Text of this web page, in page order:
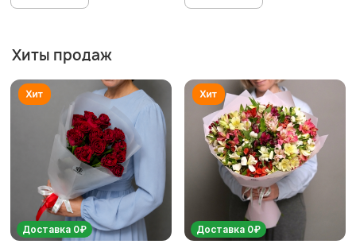
Хиты продаж
Доставка 0₽ Доставка 0₽